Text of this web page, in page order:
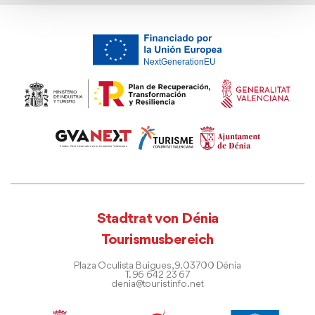
Stadtrat von Dénia
Tourismusbereich
Plaza Oculista Buigues, 9. 03700 Dénia
T. 96 642 23 67
denia@touristinfo.net